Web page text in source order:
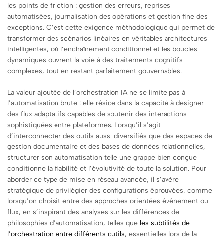
les points de friction : gestion des erreurs, reprises
automatisées, journalisation des opérations et gestion fine des
exceptions. C’est cette exigence méthodologique qui permet de
transformer des scénarios linéaires en véritables architectures
intelligentes, où l’enchaînement conditionnel et les boucles
dynamiques ouvrent la voie à des traitements cognitifs
complexes, tout en restant parfaitement gouvernables.
La valeur ajoutée de l’orchestration IA ne se limite pas à
l’automatisation brute : elle réside dans la capacité à designer
des flux adaptatifs capables de soutenir des interactions
sophistiquées entre plateformes. Lorsqu’il s’agit
d’interconnecter des outils aussi diversifiés que des espaces de
gestion documentaire et des bases de données relationnelles,
structurer son automatisation telle une grappe bien conçue
conditionne la fiabilité et l’évolutivité de toute la solution. Pour
aborder ce type de mise en réseau avancée, il s’avère
stratégique de privilégier des configurations éprouvées, comme
lorsqu’on choisit entre des approches orientées événement ou
flux, en s’inspirant des analyses sur les différences de
philosophies d’automatisation, telles que les subtilités de
l’orchestration entre différents outils, essentielles lors de la